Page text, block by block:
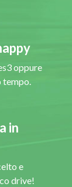
oppure
tempo.
in
e
drive!